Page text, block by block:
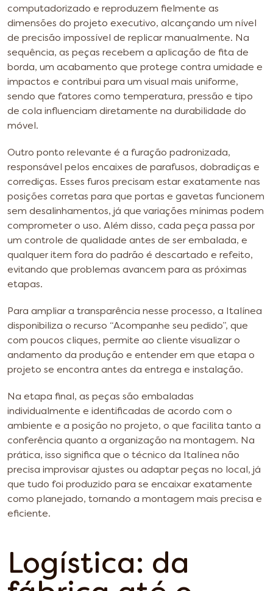
computadorizado e reproduzem fielmente as
dimensões do projeto executivo, alcançando um nível
de precisão impossível de replicar manualmente. Na
sequência, as peças recebem a aplicação de fita de
borda, um acabamento que protege contra umidade e
impactos e contribui para um visual mais uniforme,
sendo que fatores como temperatura, pressão e tipo
de cola influenciam diretamente na durabilidade do
móvel.
Outro ponto relevante é a furação padronizada,
responsável pelos encaixes de parafusos, dobradiças e
corrediças. Esses furos precisam estar exatamente nas
posições corretas para que portas e gavetas funcionem
sem desalinhamentos, já que variações mínimas podem
comprometer o uso. Além disso, cada peça passa por
um controle de qualidade antes de ser embalada, e
qualquer item fora do padrão é descartado e refeito,
evitando que problemas avancem para as próximas
etapas.
Para ampliar a transparência nesse processo, a Italínea
disponibiliza o recurso “Acompanhe seu pedido”, que
com poucos cliques, permite ao cliente visualizar o
andamento da produção e entender em que etapa o
projeto se encontra antes da entrega e instalação.
Na etapa final, as peças são embaladas
individualmente e identificadas de acordo com o
ambiente e a posição no projeto, o que facilita tanto a
conferência quanto a organização na montagem. Na
prática, isso significa que o técnico da Italínea não
precisa improvisar ajustes ou adaptar peças no local, já
que tudo foi produzido para se encaixar exatamente
como planejado, tornando a montagem mais precisa e
eficiente.
Logística: da